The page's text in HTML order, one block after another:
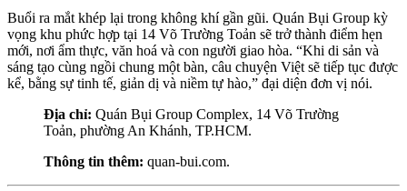
Buổi ra mắt khép lại trong không khí gần gũi. Quán Bụi Group kỳ
vọng khu phức hợp tại 14 Võ Trường Toản sẽ trở thành điểm hẹn
mới, nơi ẩm thực, văn hoá và con người giao hòa. “Khi di sản và
sáng tạo cùng ngồi chung một bàn, câu chuyện Việt sẽ tiếp tục được
kể, bằng sự tinh tế, giản dị và niềm tự hào,” đại diện đơn vị nói.
Địa chỉ: Quán Bụi Group Complex, 14 Võ Trường
Toản, phường An Khánh, TP.HCM.
Thông tin thêm: quan-bui.com.